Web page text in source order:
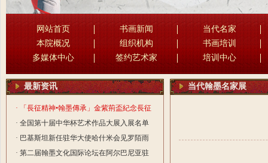
网站首页 书画新闻
当代名家
本院概况
组织机构
书画培训
多媒体中心
签约艺术家 培训中心
最新资讯
· 「長征精神•翰墨傳承」金紫荊盃紀念長征
勝利90周年書法國際大賽活動
· 全国第十届中华杯艺术作品大展入展名单
· 巴基斯坦新任驻华大使哈什米会见罗陌雨
院长
· 第二届翰墨文化国际论坛在阿尔巴尼亚驻
当代翰墨名家展